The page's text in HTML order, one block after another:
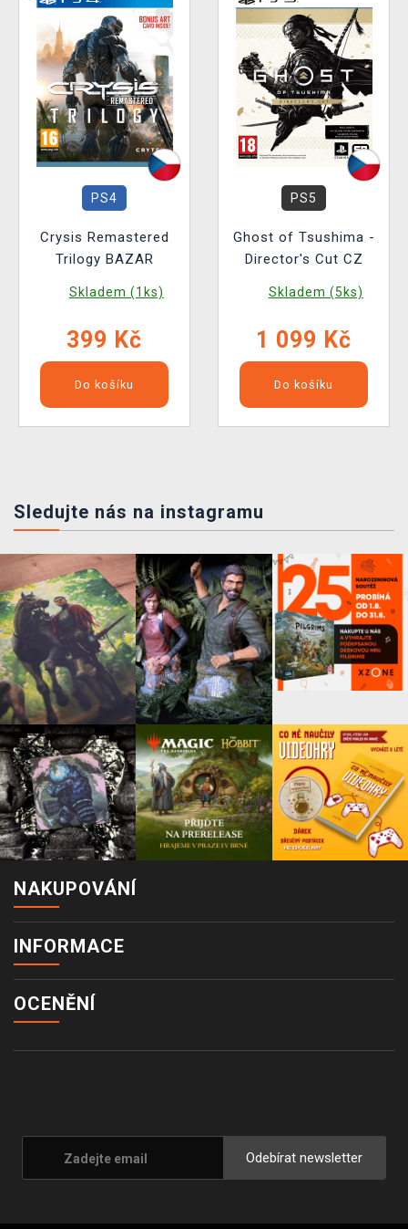
PS4
Crysis Remastered
Trilogy BAZAR
Skladem (1ks)
399 Kč
Do košíku
PS5
Ghost of Tsushima -
Director's Cut CZ
Skladem (5ks)
1 099 Kč
Do košíku
Sledujte nás na instagramu
NAKUPOVÁNÍ
INFORMACE
OCENĚNÍ
Odebírat newsletter